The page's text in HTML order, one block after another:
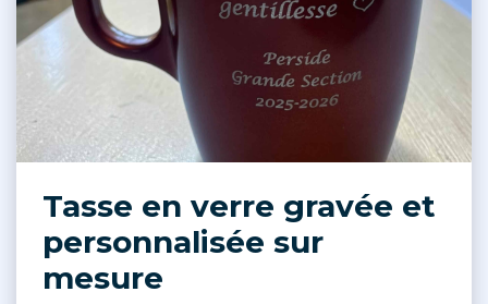
Tasse en verre gravée et
personnalisée sur
mesure